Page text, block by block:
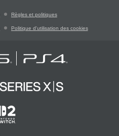
Règles et politiques
Politique d'utilisation des cookies